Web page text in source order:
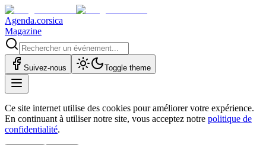
Agenda.corsica
Magazine
Suivez-nous Toggle theme
Ce site internet utilise des cookies pour améliorer votre expérience.
En continuant à utiliser notre site, vous acceptez notre politique de
confidentialité.